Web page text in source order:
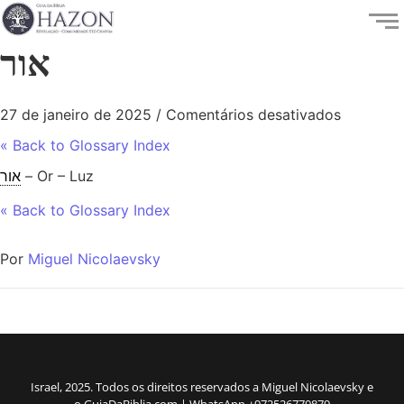
אור
27 de janeiro de 2025 / Comentários desativados
« Back to Glossary Index
אור – Or – Luz
« Back to Glossary Index
Por Miguel Nicolaevsky
Israel, 2025. Todos os direitos reservados a Miguel Nicolaevsky e